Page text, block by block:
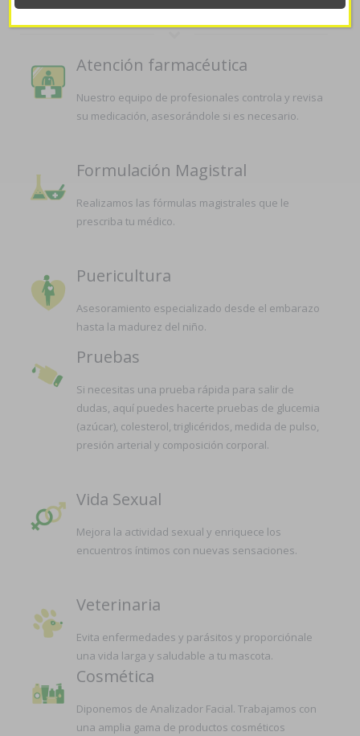
Atención farmacéutica
Nuestro equipo de profesionales controla y revisa
su medicación, asesorándole si es necesario.
Formulación Magistral
Realizamos las fórmulas magistrales que le
prescriba tu médico.
Puericultura
Asesoramiento especializado desde el embarazo
hasta la madurez del niño.
Pruebas
Si necesitas una prueba rápida para salir de
dudas, aquí puedes hacerte pruebas de glucemia
(azúcar), colesterol, triglicéridos, medida de pulso,
presión arterial y composición corporal.
Vida Sexual
Mejora la actividad sexual y enriquece los
encuentros íntimos con nuevas sensaciones.
Veterinaria
Evita enfermedades y parásitos y proporciónale
una vida larga y saludable a tu mascota.
Cosmética
Diponemos de Analizador Facial. Trabajamos con
una amplia gama de productos cosméticos